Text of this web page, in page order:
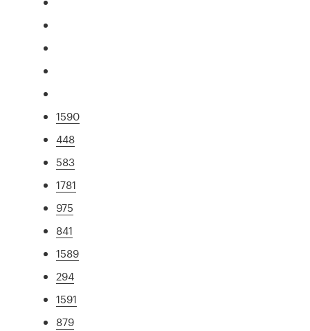
1590
448
583
1781
975
841
1589
294
1591
879